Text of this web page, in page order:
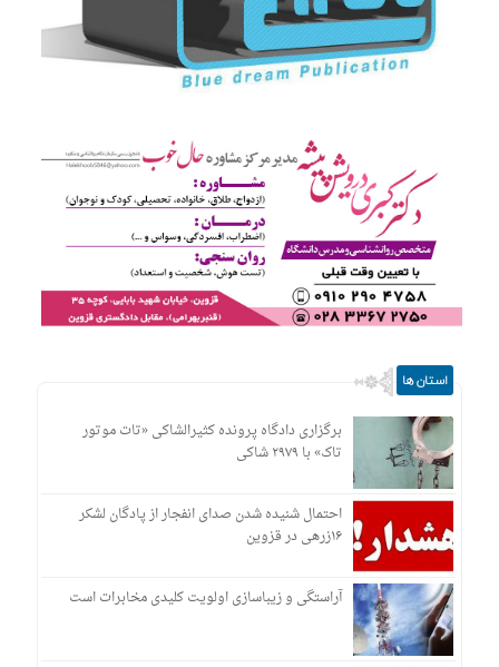
استان ها
برگزاری دادگاه پرونده کثیرالشاکی «تات موتور
تاک» با ۲۹۷۹ شاکی
احتمال شنیده شدن صدای انفجار از پادگان لشکر
۱۶زرهی در قزوین
آراستگی و زیباسازی اولویت کلیدی مخابرات است